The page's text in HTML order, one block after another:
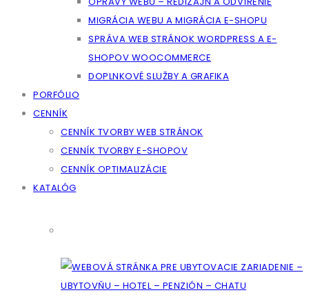
MIGRÁCIA WEBU A MIGRÁCIA E-SHOPU
SPRÁVA WEB STRÁNOK WORDPRESS A E-
SHOPOV WOOCOMMERCE
DOPLNKOVÉ SLUŽBY A GRAFIKA
PORFÓLIO
CENNÍK
CENNÍK TVORBY WEB STRÁNOK
CENNÍK TVORBY E-SHOPOV
CENNÍK OPTIMALIZÁCIE
KATALÓG